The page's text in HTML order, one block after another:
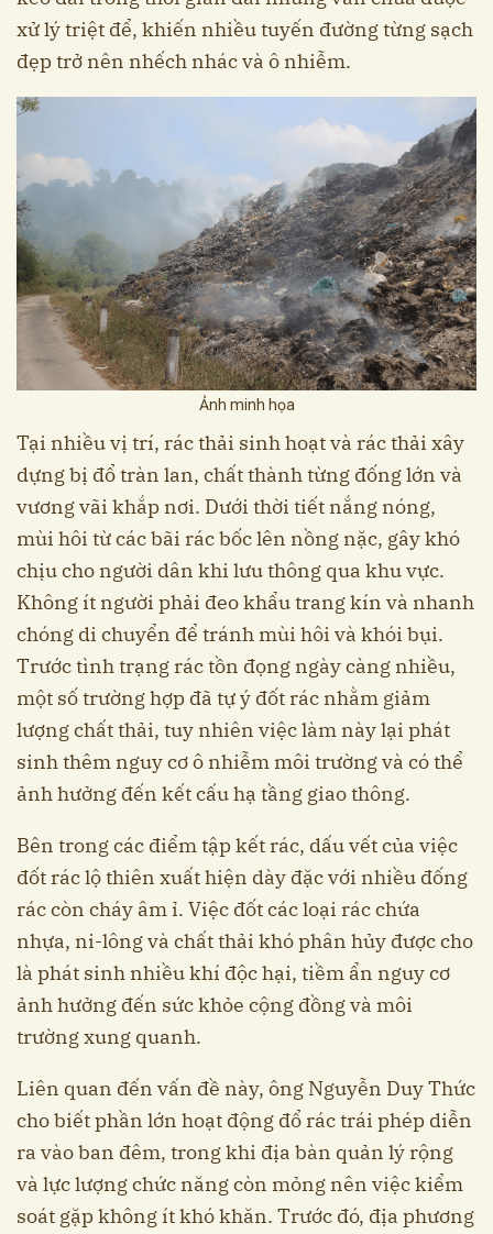
xử lý triệt để, khiến nhiều tuyến đường từng sạch
đẹp trở nên nhếch nhác và ô nhiễm.
Ảnh minh họa
Tại nhiều vị trí, rác thải sinh hoạt và rác thải xây
dựng bị đổ tràn lan, chất thành từng đống lớn và
vương vãi khắp nơi. Dưới thời tiết nắng nóng,
mùi hôi từ các bãi rác bốc lên nồng nặc, gây khó
chịu cho người dân khi lưu thông qua khu vực.
Không ít người phải đeo khẩu trang kín và nhanh
chóng di chuyển để tránh mùi hôi và khói bụi.
Trước tình trạng rác tồn đọng ngày càng nhiều,
một số trường hợp đã tự ý đốt rác nhằm giảm
lượng chất thải, tuy nhiên việc làm này lại phát
sinh thêm nguy cơ ô nhiễm môi trường và có thể
ảnh hưởng đến kết cấu hạ tầng giao thông.
Bên trong các điểm tập kết rác, dấu vết của việc
đốt rác lộ thiên xuất hiện dày đặc với nhiều đống
rác còn cháy âm ỉ. Việc đốt các loại rác chứa
nhựa, ni-lông và chất thải khó phân hủy được cho
là phát sinh nhiều khí độc hại, tiềm ẩn nguy cơ
ảnh hưởng đến sức khỏe cộng đồng và môi
trường xung quanh.
Liên quan đến vấn đề này, ông Nguyễn Duy Thức
cho biết phần lớn hoạt động đổ rác trái phép diễn
ra vào ban đêm, trong khi địa bàn quản lý rộng
và lực lượng chức năng còn mỏng nên việc kiểm
soát gặp không ít khó khăn. Trước đó, địa phương